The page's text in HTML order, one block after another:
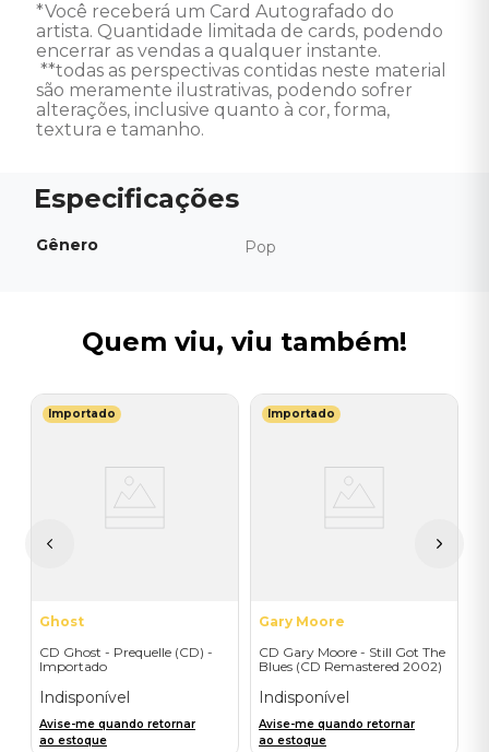
*Você receberá um Card Autografado do
artista. Quantidade limitada de cards, podendo
encerrar as vendas a qualquer instante.
são meramente ilustrativas, podendo sofrer
alterações, inclusive quanto à cor, forma,
textura e tamanho.
Gênero Pop
Quem viu, viu também!
Importado
Ghost
CD Ghost - Prequelle (CD) -
Importado
Indisponível
Avise-me quando retornar
ao estoque
Importado
Gary Moore
CD Gary Moore - Still Got The
Blues (CD Remastered 2002)
Indisponível
Avise-me quando retornar
ao estoque